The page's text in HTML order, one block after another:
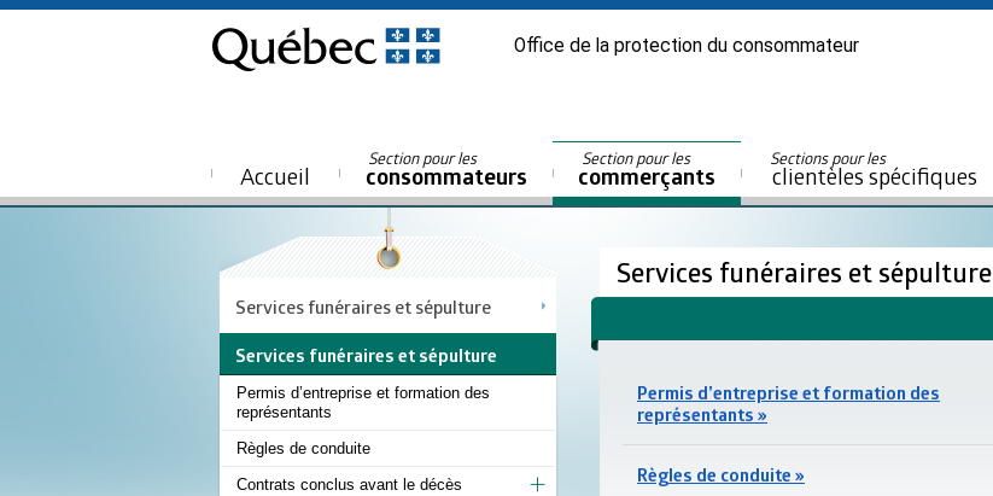
Office de la protection du consommateur
Accueil
Section pour les
consommateurs
Section pour les
commerçants
Sections pour les
clientèles spécifiques
Services funéraires et sépulture
Services funéraires et sépulture
Permis d’entreprise et formation des
représentants
Règles de conduite
Contrats conclus avant le décès
Services funéraires et sépulture
Permis d’entreprise et formation des
représentants »
Règles de conduite »